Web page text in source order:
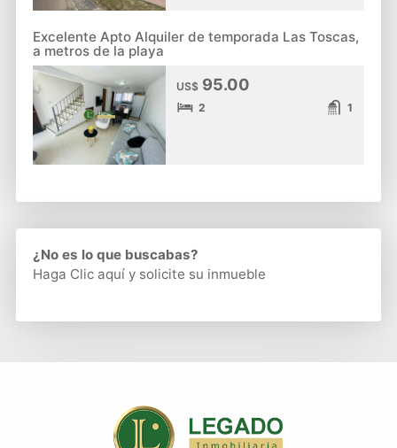
Excelente Apto Alquiler de temporada Las Toscas,
a metros de la playa
US$95.00
2 1
¿No es lo que buscabas?
Haga Clic aquíy solicite su inmueble